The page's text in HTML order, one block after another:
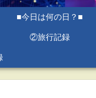
■今日は何の日？■
②旅行記録